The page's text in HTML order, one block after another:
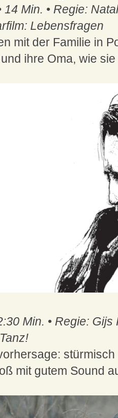
14 Min. • Regie:
Lebensfragen
mit der Familie in
ihre Oma, wie
Min. • Regie: Gijs
mit gutem Sound